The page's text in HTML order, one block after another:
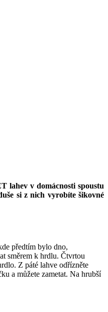
lahev v domácnosti spoustu
si z nich vyrobíte šikovné
předtím bylo dno,
směrem k hrdlu. Čtvrtou
Z páté lahve odřízněte
a můžete zametat. Na hrubší